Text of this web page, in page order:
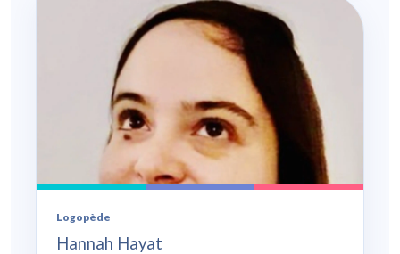
Logopède
Hannah Hayat